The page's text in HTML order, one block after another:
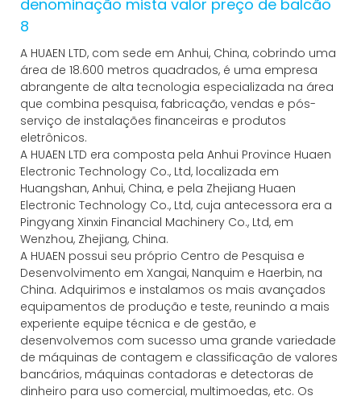
A HUAEN LTD, com sede em Anhui, China, cobrindo uma
área de 18.600 metros quadrados, é uma empresa
abrangente de alta tecnologia especializada na área
que combina pesquisa, fabricação, vendas e pós-
serviço de instalações financeiras e produtos
eletrônicos.
A HUAEN LTD era composta pela Anhui Province Huaen
Electronic Technology Co., Ltd, localizada em
Huangshan, Anhui, China, e pela Zhejiang Huaen
Electronic Technology Co., Ltd, cuja antecessora era a
Pingyang Xinxin Financial Machinery Co., Ltd, em
Wenzhou, Zhejiang, China.
A HUAEN possui seu próprio Centro de Pesquisa e
Desenvolvimento em Xangai, Nanquim e Haerbin, na
China. Adquirimos e instalamos os mais avançados
equipamentos de produção e teste, reunindo a mais
experiente equipe técnica e de gestão, e
desenvolvemos com sucesso uma grande variedade
de máquinas de contagem e classificação de valores
bancários, máquinas contadoras e detectoras de
dinheiro para uso comercial, multimoedas, etc. Os